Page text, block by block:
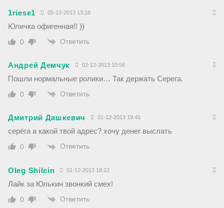
1riese1 05-12-2013 13:18
Юличка офигенная!! ))
0 Ответить
Андрей Демчук 02-12-2013 10:56
Пошли нормальные ролики… Так держать Серега.
0 Ответить
Дмитрий Дашкевич 01-12-2013 19:45
серёга а какой твой адрес? хочу денег выслать
0 Ответить
Oleg Shilcin 01-12-2013 18:22
Лайк за Юлькин звонкий смех!
0 Ответить